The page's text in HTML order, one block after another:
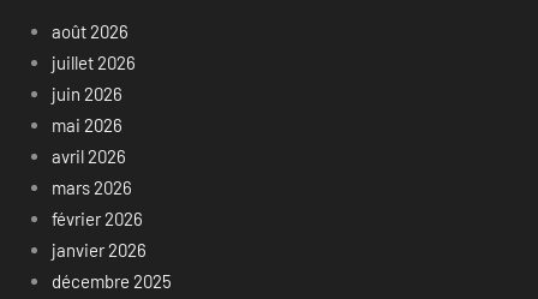
août 2026
juillet 2026
juin 2026
mai 2026
avril 2026
mars 2026
février 2026
janvier 2026
décembre 2025